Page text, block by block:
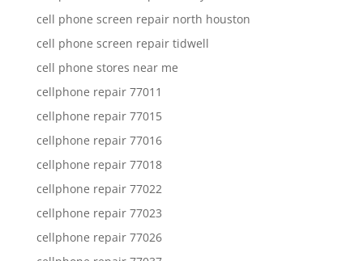
cell phone screen repair north houston
cell phone screen repair tidwell
cell phone stores near me
cellphone repair 77011
cellphone repair 77015
cellphone repair 77016
cellphone repair 77018
cellphone repair 77022
cellphone repair 77023
cellphone repair 77026